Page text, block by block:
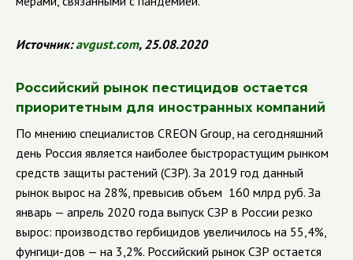
Источник:avgust.com, 25.08.2020
Российский рынок пестицидов остается
приоритетным для иностранных компаний
По мнению специалистов CREON Group, на сегодняшний
день Россия является наиболее быстрорастущим рынком
средств защиты растений (СЗР). За 2019 год данный
рынок вырос на 28%, превысив объем 160 млрд руб. За
январь — апрель 2020 года выпуск СЗР в России резко
вырос: производство гербицидов увеличилось на 55,4%,
фунгици-дов — на 3,2%. Российский рынок СЗР остается